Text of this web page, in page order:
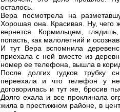
осталось.
Вера посмотрела на
Хорошая она. Красивая. Ну, чего
вернется. Кормильцем,
попасть, как малолетний и
И тут Вера вспомнила
приехала с ней вместе из
номер ее телефона, вышла в
После долгих гудков трубку
переехала и что телефон у
договорилась и тут же, бросив
Долго ехала и все проклинала
жила в престижном районе, в